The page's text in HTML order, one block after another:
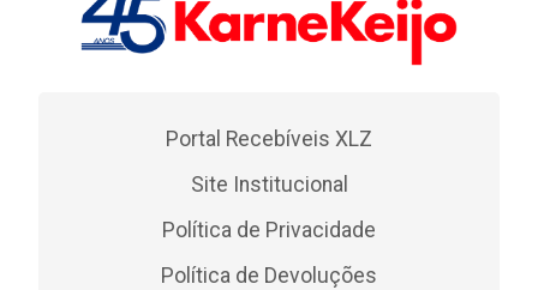
Portal Recebíveis XLZ
Site Institucional
Política de Privacidade
Política de Devoluções